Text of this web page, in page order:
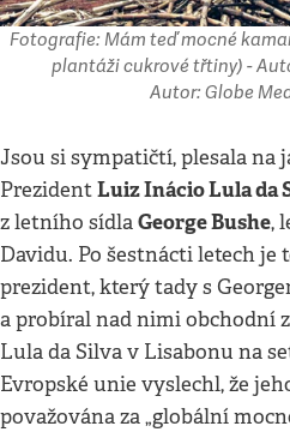
Fotografie: Mám teď mocné
plantáži cukrové třtiny) -
Autor: Globe
Jsou si sympatičtí, plesala na
PrezidentLuiz Inácio Lula da
z letního sídlaGeorge Bushe,
Davidu. Po šestnácti letech
prezident, který tady s
a probíral nad nimi obchodní
Lula da Silva v Lisabonu na
Evropské unie vyslechl, že
považována za „globální